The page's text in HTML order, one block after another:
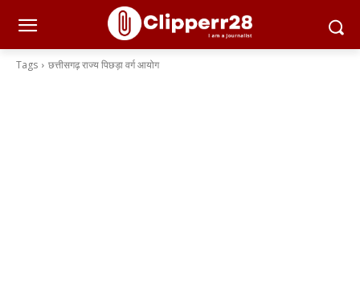
Tags छत्तीसगढ़ राज्य पिछड़ा वर्ग आयोग